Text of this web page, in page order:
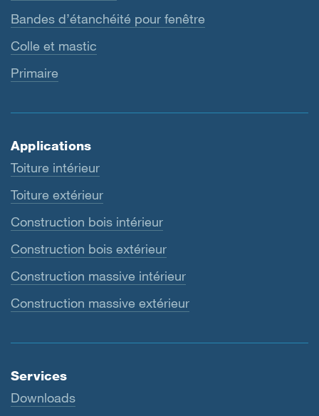
Bandes d’étanchéité pour fenêtre
Colle et mastic
Primaire
Applications
Toiture intérieur
Toiture extérieur
Construction bois intérieur
Construction bois extérieur
Construction massive intérieur
Construction massive extérieur
Services
Downloads